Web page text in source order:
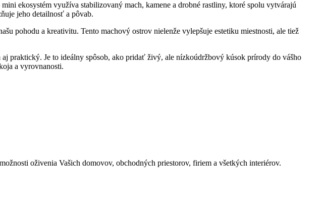
ekosystém využíva stabilizovaný mach, kamene a drobné rastliny, ktoré spolu vytvárajú
jeho detailnosť a pôvab.
pohodu a kreativitu. Tento machový ostrov nielenže vylepšuje estetiku miestnosti, ale tiež
praktický. Je to ideálny spôsob, ako pridať živý, ale nízkoúdržbový kúsok prírody do vášho
a vyrovnanosti.
oživenia Vašich domovov, obchodných priestorov, firiem a všetkých interiérov.